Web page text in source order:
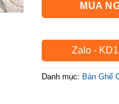
MUA
Zalo - KD1
Danh mục: Bàn Ghế